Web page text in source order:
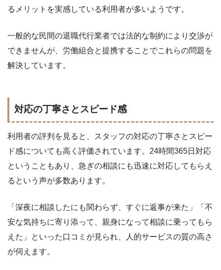
るメリットを実感している利用者が多いようです。
一般的な民間の退職代行業者では法的な制約により交渉が
できませんが、労働組合と提携することでこれらの問題を
解決しています。
対応の丁寧さとスピード感
利用者の評判を見ると、スタッフの対応の丁寧さとスピー
ド感についても高く評価されています。24時間365日対応
ということもあり、急ぎの相談にも迅速に対応してもらえ
るという声が多数あります。
「深夜に相談したにも関わらず、すぐに返事が来た」「不
安な気持ちに寄り添って、親身になって相談に乗ってもら
えた」といった口コミが見られ、人的サービスの質の高さ
が伺えます。